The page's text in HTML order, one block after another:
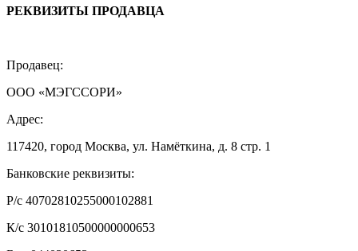
РЕКВИЗИТЫ ПРОДАВЦА
Продавец:
ООО «МЭГССОРИ»
Адрес:
117420, город Москва, ул. Намёткина, д. 8 стр. 1
Банковские реквизиты:
Р/с 40702810255000102881
К/с 30101810500000000653